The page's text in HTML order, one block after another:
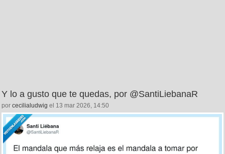
Y lo a gusto que te quedas, por @SantiLiebanaR
por cecilialudwig el 13 mar 2026, 14:50